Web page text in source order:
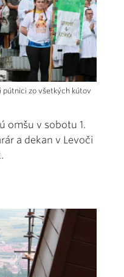
pútnici zo všetkých kútov
omšu v sobotu 1.
a dekan v Levoči